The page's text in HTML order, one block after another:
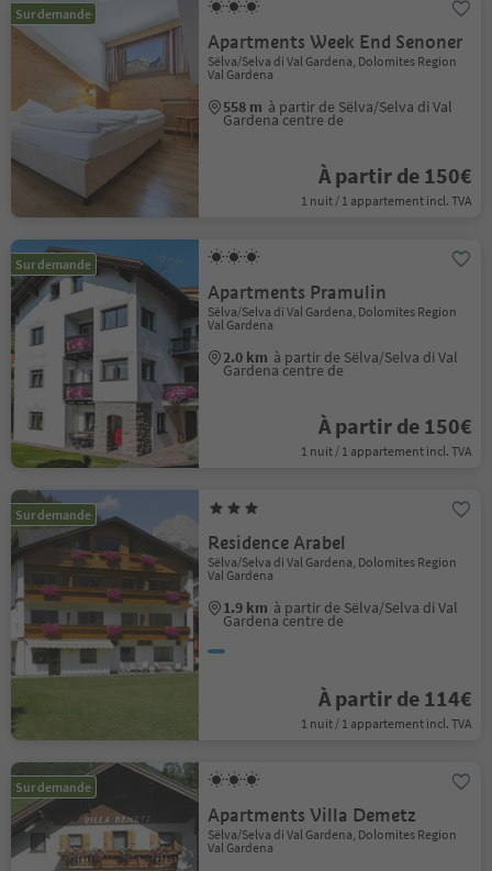
Sur demande
Apartments Week End Senoner
Sëlva/Selva di Val Gardena, Dolomites Region
Val Gardena
558 m à partir de Sëlva/Selva di Val
Gardena centre de
À partir de 150€
1 nuit / 1 appartement incl. TVA
Sur demande
Apartments Pramulin
Sëlva/Selva di Val Gardena, Dolomites Region
Val Gardena
2.0 km à partir de Sëlva/Selva di Val
Gardena centre de
À partir de 150€
1 nuit / 1 appartement incl. TVA
Sur demande
Residence Arabel
Sëlva/Selva di Val Gardena, Dolomites Region
Val Gardena
1.9 km à partir de Sëlva/Selva di Val
Gardena centre de
À partir de 114€
1 nuit / 1 appartement incl. TVA
Sur demande
Apartments Villa Demetz
Sëlva/Selva di Val Gardena, Dolomites Region
Val Gardena